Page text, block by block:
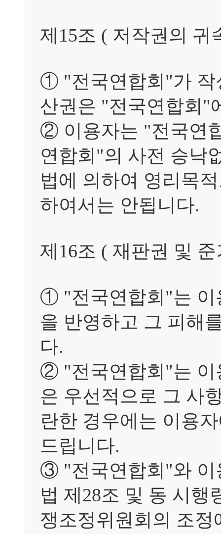
제15조 ( 저작권의 귀
① "전국연합회"가 작
산권은 "전국연합회"
② 이용자는 "전국연
연합회"의 사전 승낙
법에 의하여 영리목
하여서는 안됩니다.
제16조 ( 재판권 및
① "전국연합회"는 이
을 반영하고 그 피해
다.
② "전국연합회"는 이
은 우선적으로 그 사
란한 경우에는 이용
드립니다.
③ "전국연합회"와 이
법 제28조 및 동 시행
쟁조정위원회의 조